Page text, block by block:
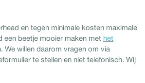
en tegen minimale kosten maximale
een beetje mooier maken met het
willen daarom vragen om via
te stellen en niet telefonisch. Wij